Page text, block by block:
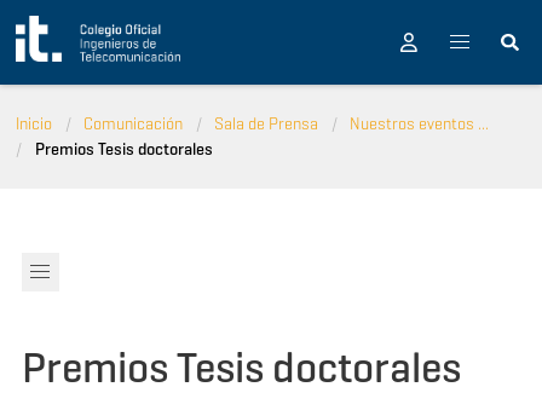
Pasar al contenido principal
Inicio Comunicación Sala de Prensa
Nuestros eventos ...
Premios Tesis doctorales
Premios Tesis doctorales